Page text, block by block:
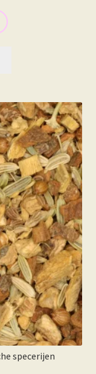
variaties.
Deze
optie
kan
gekozen
worden
op
de
productpagina
specerijen